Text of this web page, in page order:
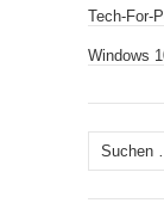
Tech-For-
Windows
Suchen
nach: